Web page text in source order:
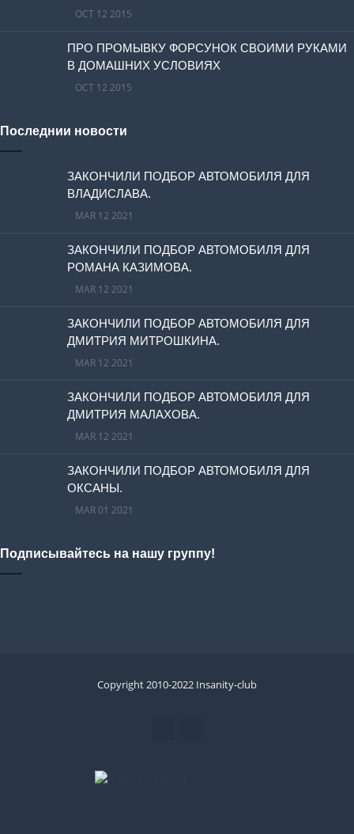
OCT 12 2015
ПРО ПРОМЫВКУ ФОРСУНОК СВОИМИ РУКАМИ
В ДОМАШНИХ УСЛОВИЯХ
OCT 12 2015
Последнии новости
ЗАКОНЧИЛИ ПОДБОР АВТОМОБИЛЯ ДЛЯ
ВЛАДИСЛАВА.
MAR 12 2021
ЗАКОНЧИЛИ ПОДБОР АВТОМОБИЛЯ ДЛЯ
РОМАНА КАЗИМОВА.
MAR 12 2021
ЗАКОНЧИЛИ ПОДБОР АВТОМОБИЛЯ ДЛЯ
ДМИТРИЯ МИТРОШКИНА.
MAR 12 2021
ЗАКОНЧИЛИ ПОДБОР АВТОМОБИЛЯ ДЛЯ
ДМИТРИЯ МАЛАХОВА.
MAR 12 2021
ЗАКОНЧИЛИ ПОДБОР АВТОМОБИЛЯ ДЛЯ
ОКСАНЫ.
MAR 01 2021
Подписывайтесь на нашу группу!
Copyright 2010-2022 Insanity-club